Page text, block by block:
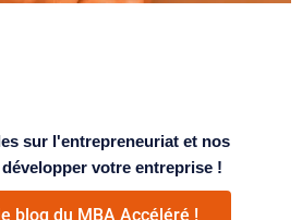
sur l'entrepreneuriat et nos
votre entreprise !
blog du MBA Accéléré !